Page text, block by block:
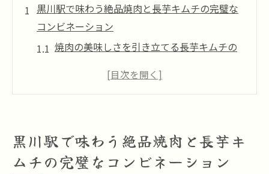
黒川駅で味わう絶品焼肉と長芋キムチの完璧な
コンビネーション
焼肉の美味しさを引き立てる長芋キムチの
黒川駅周辺のおすすめ焼肉店
焼肉と長芋キムチの健康効果
黒川駅での焼肉と長芋キムチの楽しみ方
黒川駅で味わう絶品焼肉と長芋キ
ムチの完璧なコンビネーション